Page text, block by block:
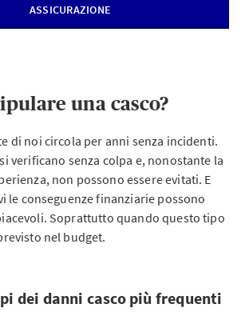
ASSICURAZIONE
una casco?
di noi circola per anni senza incidenti.
verificano senza colpa e, nonostante la
non possono essere evitati. E
le conseguenze finanziarie possono
Soprattutto quando questo tipo
nel budget.
dei danni casco più frequenti